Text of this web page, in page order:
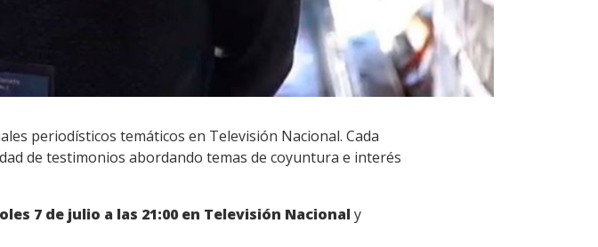
periodísticos temáticos en Televisión Nacional. Cada
de testimonios abordando temas de coyuntura e interés
7 de julio a las 21:00 en Televisión Nacional y